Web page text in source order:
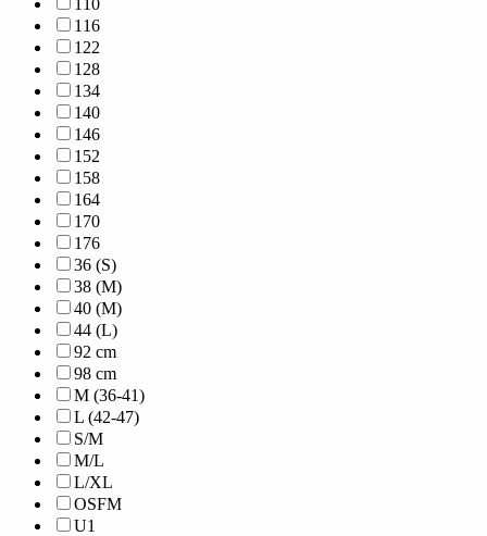
116
122
128
134
140
146
152
158
164
170
176
36 (S)
38 (M)
40 (M)
44 (L)
92 cm
98 cm
M (36-41)
L (42-47)
S/M
M/L
L/XL
OSFM
U1